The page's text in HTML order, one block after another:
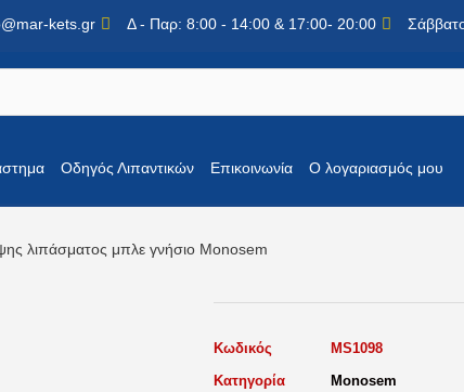
kets.gr Δ - Παρ: 8:00 - 14:00 & 17:00- 20:00
Οδηγός Λιπαντικών Επικοινωνία Ο λογαριασμός μου
λιπάσματος μπλε γνήσιο Monosem
Κωδικός
MS1098
Κατηγορία
Monosem